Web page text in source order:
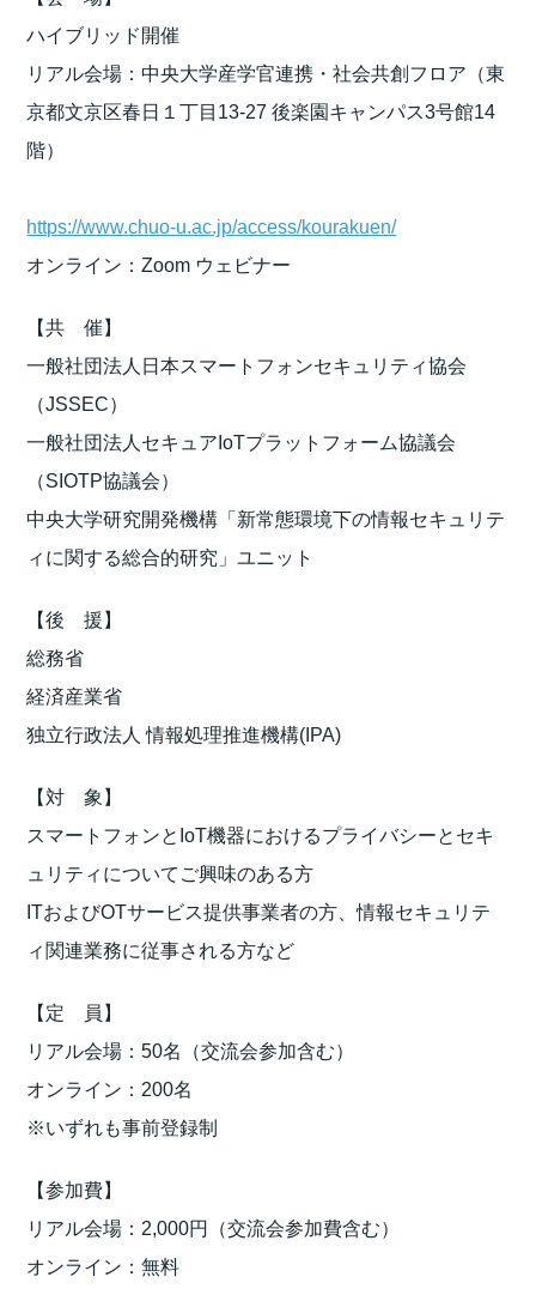
ハイブリッド開催
リアル会場：中央大学産学官連携・社会共創フロア（東
京都文京区春日１丁目13-27 後楽園キャンパス3号館14
階）
https://www.chuo-u.ac.jp/access/kourakuen/
オンライン：Zoom ウェビナー
【共 催】
一般社団法人日本スマートフォンセキュリティ協会
（JSSEC）
一般社団法人セキュアIoTプラットフォーム協議会
（SIOTP協議会）
中央大学研究開発機構「新常態環境下の情報セキュリテ
ィに関する総合的研究」ユニット
【後 援】
総務省
経済産業省
独立行政法人 情報処理推進機構(IPA)
【対 象】
スマートフォンとIoT機器におけるプライバシーとセキ
ュリティについてご興味のある方
ITおよびOTサービス提供事業者の方、情報セキュリテ
ィ関連業務に従事される方など
【定 員】
リアル会場：50名（交流会参加含む）
オンライン：200名
※いずれも事前登録制
【参加費】
リアル会場：2,000円（交流会参加費含む）
オンライン：無料